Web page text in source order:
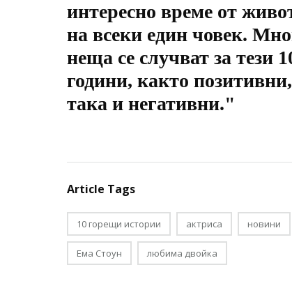
интересно време от
на всеки един човек.
неща се случват за тези
години, както позитивни,
така и негативни."
Article Tags
10 горещи истории актриса новини
Ема Стоун любима двойка